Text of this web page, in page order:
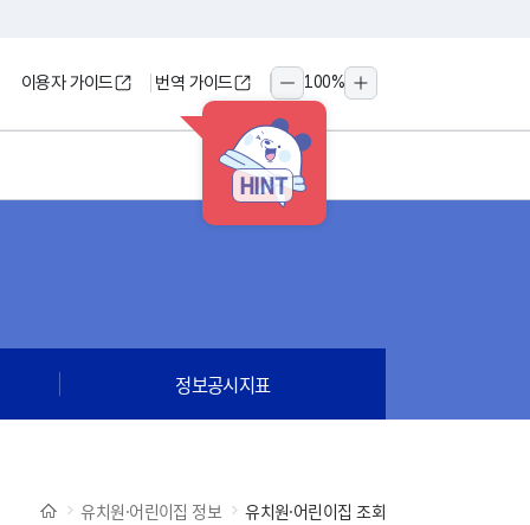
HINT
이용자 가이드 번역 가이드
축소
100%
확대
정보공시지표
유치원·어린이집 정보 유치원·어린이집 조회